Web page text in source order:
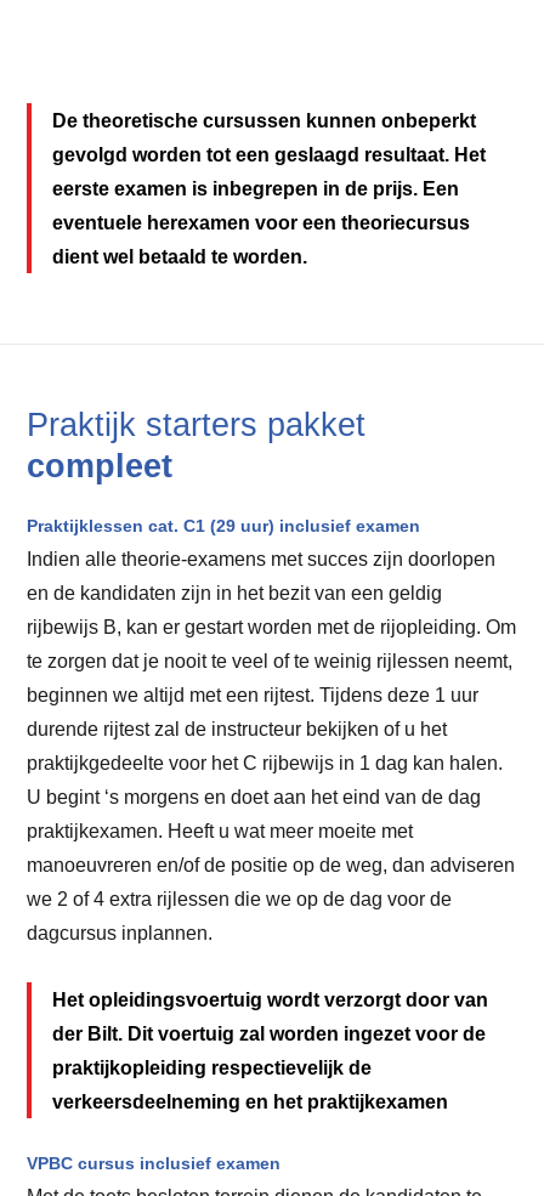
De theoretische cursussen kunnen onbeperkt
gevolgd worden tot een geslaagd resultaat. Het
eerste examen is inbegrepen in de prijs. Een
eventuele herexamen voor een theoriecursus
dient wel betaald te worden.
Praktijk starters pakket
compleet
Praktijklessen cat. C1 (29 uur) inclusief examen
Indien alle theorie-examens met succes zijn doorlopen
en de kandidaten zijn in het bezit van een geldig
rijbewijs B, kan er gestart worden met de rijopleiding. Om
te zorgen dat je nooit te veel of te weinig rijlessen neemt,
beginnen we altijd met een rijtest. Tijdens deze 1 uur
durende rijtest zal de instructeur bekijken of u het
praktijkgedeelte voor het C rijbewijs in 1 dag kan halen.
U begint ‘s morgens en doet aan het eind van de dag
praktijkexamen. Heeft u wat meer moeite met
manoeuvreren en/of de positie op de weg, dan adviseren
we 2 of 4 extra rijlessen die we op de dag voor de
dagcursus inplannen.
Het opleidingsvoertuig wordt verzorgt door van
der Bilt. Dit voertuig zal worden ingezet voor de
praktijkopleiding respectievelijk de
verkeersdeelneming en het praktijkexamen
VPBC cursus inclusief examen